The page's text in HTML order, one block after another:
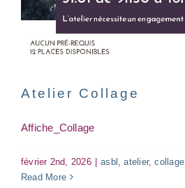
Atelier Collage
Affiche_Collage
février 2nd, 2026 asbl ,atelier,collage
Read More